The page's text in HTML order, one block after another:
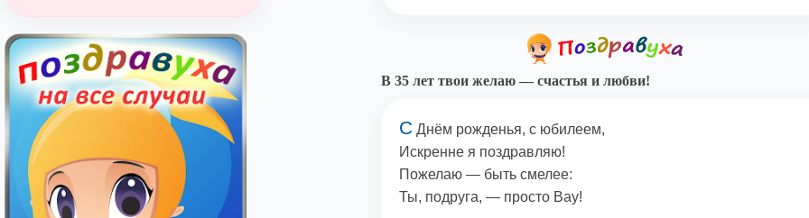
В 35 лет твои желаю — счастья и любви!
СДнём рожденья, с юбилеем,
Искренне я поздравляю!
Пожелаю — быть смелее:
Ты, подруга, — просто Вау!